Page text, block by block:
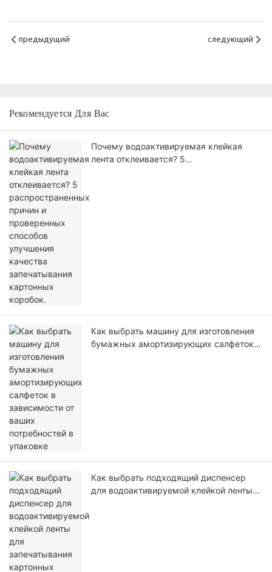
предыдущий следующий
Рекомендуется Для Вас
Почему водоактивируемая клейкая
лента отклеивается? 5
Как выбрать машину для изготовления
бумажных амортизирующих салфеток в
Как выбрать подходящий диспенсер
для водоактивируемой клейкой ленты